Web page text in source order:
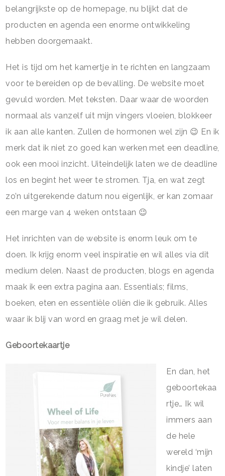
belangrijkste op de homepage, nu blijkt dat de
producten en agenda een enorme ontwikkeling
hebben doorgemaakt.
Het is tijd om het kamertje in te richten en langzaam
voor te bereiden op de bevalling. De website moet
gevuld worden. Met teksten. Daar waar de woorden
normaal als vanzelf uit mijn vingers vloeien, blokkeer
ik aan alle kanten. Zullen de hormonen wel zijn 😉 En ik
merk dat ik niet zo goed kan werken met een deadline,
ook een mooi inzicht. Uiteindelijk laten we de deadline
los en begint het weer te stromen. Tja, en wat zegt
zo’n uitgerekende datum nou eigenlijk, er kan zomaar
een marge van 4 weken ontstaan 😉
Het inrichten van de website is enorm leuk om te
doen. Ik krijg enorm veel inspiratie en wil alles via dit
medium delen. Naast de producten, blogs en agenda
maak ik een extra pagina aan. Essentials; films,
boeken, eten en essentiële oliën die ik gebruik. Alles
waar ik blij van word en graag met je wil delen.
Geboortekaartje
En dan, het
geboortekaa
rtje… Ik wil
immers aan
de hele
wereld ‘mijn
kindje’ laten